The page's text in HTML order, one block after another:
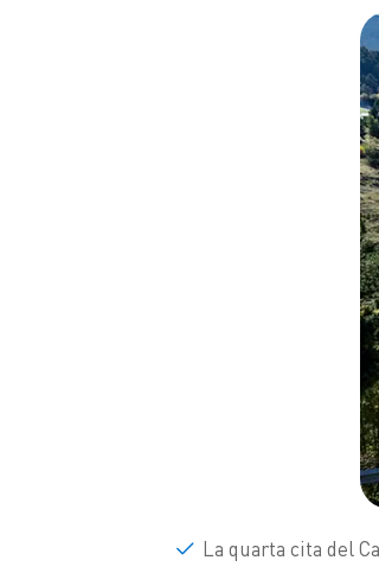
La quarta cita del